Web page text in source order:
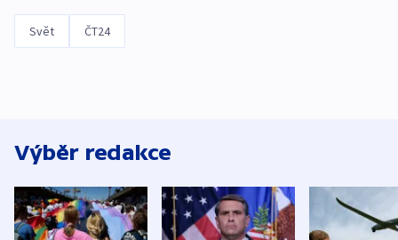
Svět ČT24
Výběr redakce